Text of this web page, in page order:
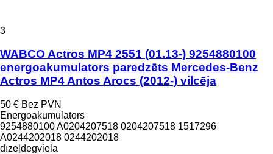
3
WABCO Actros MP4 2551 (01.13-) 9254880100
energoakumulators paredzēts Mercedes-Benz
Actros MP4 Antos Arocs (2012-) vilcēja
50 € Bez PVN
Energoakumulators
9254880100 A0204207518 0204207518 1517296
A0244202018 0244202018
dīzeļdegviela